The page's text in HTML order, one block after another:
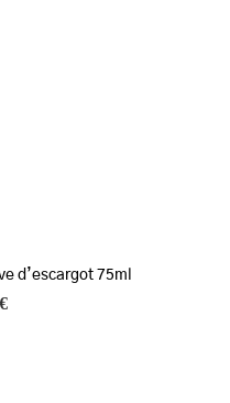
d’escargot 75ml
€